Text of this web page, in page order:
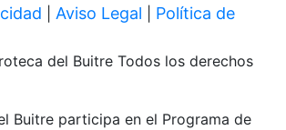
Aviso Legal
Política de
del Buitre Todos los derechos
Buitre participa en el Programa de